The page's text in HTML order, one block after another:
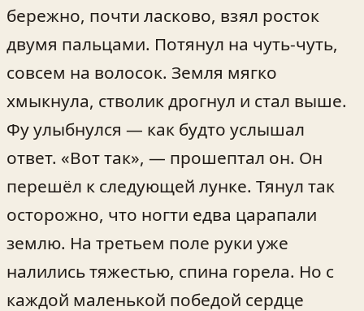
бережно, почти ласково, взял росток
двумя пальцами. Потянул на чуть‑чуть,
совсем на волосок. Земля мягко
хмыкнула, стволик дрогнул и стал выше.
Фу улыбнулся — как будто услышал
ответ. «Вот так», — прошептал он. Он
перешёл к следующей лунке. Тянул так
осторожно, что ногти едва царапали
землю. На третьем поле руки уже
налились тяжестью, спина горела. Но с
каждой маленькой победой сердце